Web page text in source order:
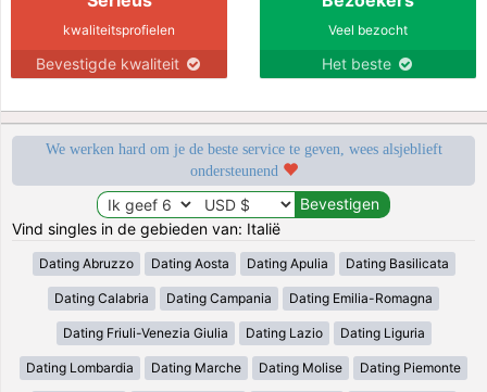
kwaliteitsprofielen
Bevestigde kwaliteit
Veel bezocht
Het beste
We werken hard om je de beste service te geven, wees alsjeblieft
ondersteunend
Vind singles in de gebieden van: Italië
Dating Abruzzo Dating Aosta Dating Apulia Dating Basilicata
Dating Calabria Dating Campania Dating Emilia-Romagna
Dating Friuli-Venezia Giulia Dating Lazio Dating Liguria
Dating Lombardia Dating Marche Dating Molise Dating Piemonte